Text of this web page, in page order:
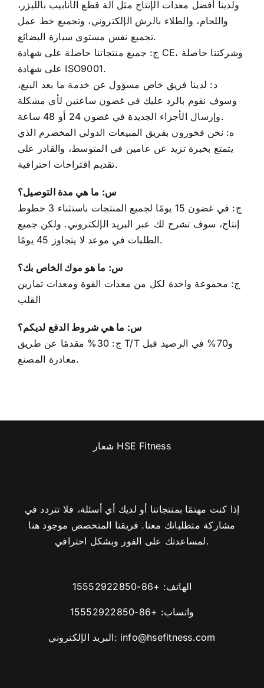
واللحام، والطلاء بالرش الإلكتروني، وتجميع خط عمل
تجميع نفس مستوى سيارة البضائع.
ج: جميع منتجاتنا حاصلة على شهادة CE، وشركتنا حاصلة
على شهادة ISO9001.
د: لدينا فريق خاص مسؤول عن خدمة ما بعد البيع،
وسوف نقوم بالرد عليك في غضون ساعتين لأي مشكلة
وإرسال الأجزاء الجديدة في غضون 24 أو 48 ساعة.
ه: نحن فخورون بفريق المبيعات الدولي المخضرم الذي
يتمتع بخبرة تزيد عن عامين في المتوسط، والقادر على
تقديم اقتراحات احترافية.
ج: في غضون 15 يومًا لجميع المنتجات باستثناء 3 خطوط
إنتاج، سوف تشرح لك عبر البريد الإلكتروني. ولكن جميع
الطلبات في موعد لا يتجاوز 45 يومًا.
ج: مجموعة واحدة لكل من معدات القوة ومعدات تمارين
القلب
ج: 30% مقدمًا عن طريق T/T و70% في الرصيد قبل
مغادرة المصنع.
إذا كنت مهتمًا بمنتجاتنا أو لديك أي أسئلة، فلا تتردد في
مشاركة متطلباتك معنا. فريقنا المتخصص موجود هنا
لمساعدتك على الفور وبشكل احترافي.
الهاتف: +86-15552922850
واتساب: +86-15552922850
البريد الإلكتروني: info@hsefitness.com